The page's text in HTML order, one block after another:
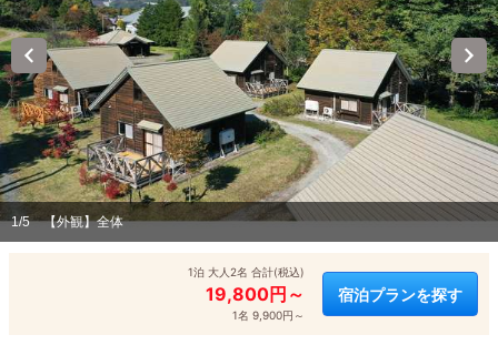
1/5 【外観】全体
1泊 大人2名 合計(税込)
19,800円～
1名 9,900円～
宿泊プランを探す